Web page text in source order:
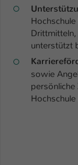
unterstützt
sowie
Zweck
Name